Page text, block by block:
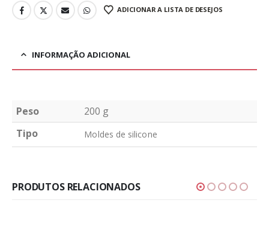
ADICIONAR A LISTA DE DESEJOS
INFORMAÇÃO ADICIONAL
Peso
200 g
Tipo
Moldes de silicone
PRODUTOS RELACIONADOS